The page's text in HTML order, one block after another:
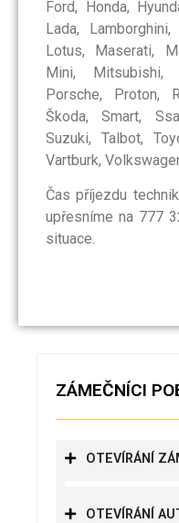
Ford, Honda,
Lada,
Lotus, Maserati,
Mini, Mitsubishi,
Porsche, Proton,
Škoda, Smart,
Suzuki, Talbot,
Vartburk,
Čas příjezdu
upřesníme na 777
situace.
ZÁMEČNÍCI
OTEVÍRÁNÍ
OTEVÍRÁNÍ